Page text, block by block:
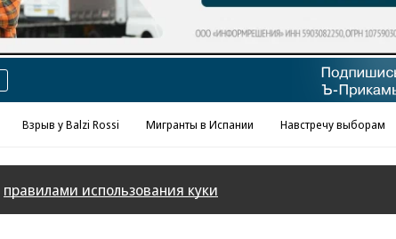
Взрыв у Balzi Rossi Мигранты в Испании Навстречу выборам
правилами использования куки